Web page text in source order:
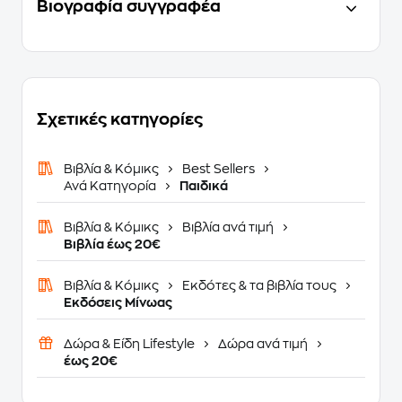
Βιογραφία συγγραφέα
Σχετικές κατηγορίες
Βιβλία & Κόμικς
Best Sellers
Ανά Κατηγορία
Παιδικά
Βιβλία & Κόμικς
Βιβλία ανά τιμή
Βιβλία έως 20€
Βιβλία & Κόμικς
Εκδότες & τα βιβλία τους
Εκδόσεις Μίνωας
Δώρα & Είδη Lifestyle
Δώρα ανά τιμή
έως 20€